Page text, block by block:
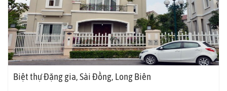
Biệt thự Đặng gia, Sài Đồng, Long Biên